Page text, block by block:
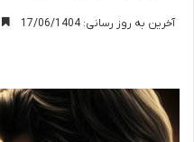
آخرین به روز رسانی: 17/06/1404